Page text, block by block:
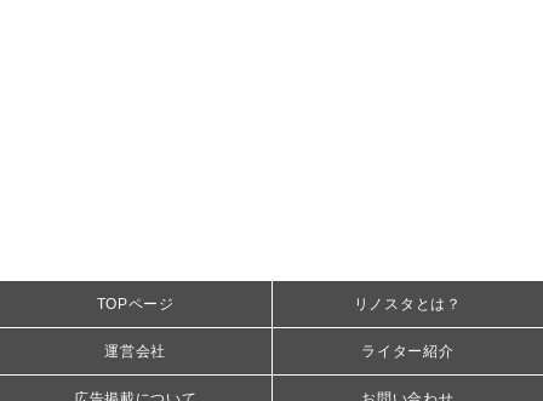
TOPページ リノスタとは？
運営会社 ライター紹介